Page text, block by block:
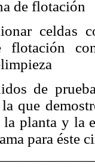
de flotación
celdas
flotación
de
que
la planta y la
para éste